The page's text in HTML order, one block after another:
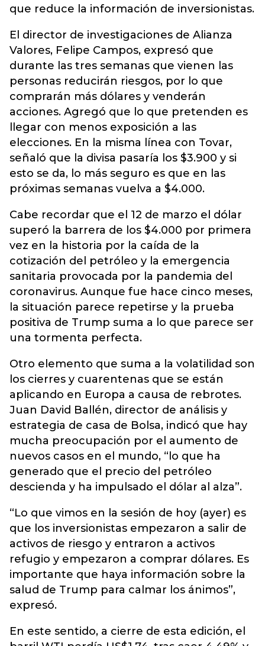
que reduce la información de inversionistas.
El director de investigaciones de Alianza
Valores, Felipe Campos, expresó que
durante las tres semanas que vienen las
personas reducirán riesgos, por lo que
comprarán más dólares y venderán
acciones. Agregó que lo que pretenden es
llegar con menos exposición a las
elecciones. En la misma línea con Tovar,
señaló que la divisa pasaría los $3.900 y si
esto se da, lo más seguro es que en las
próximas semanas vuelva a $4.000.
Cabe recordar que el 12 de marzo el dólar
superó la barrera de los $4.000 por primera
vez en la historia por la caída de la
cotización del petróleo y la emergencia
sanitaria provocada por la pandemia del
coronavirus. Aunque fue hace cinco meses,
la situación parece repetirse y la prueba
positiva de Trump suma a lo que parece ser
una tormenta perfecta.
Otro elemento que suma a la volatilidad son
los cierres y cuarentenas que se están
aplicando en Europa a causa de rebrotes.
Juan David Ballén, director de análisis y
estrategia de casa de Bolsa, indicó que hay
mucha preocupación por el aumento de
nuevos casos en el mundo, “lo que ha
generado que el precio del petróleo
descienda y ha impulsado el dólar al alza”.
“Lo que vimos en la sesión de hoy (ayer) es
que los inversionistas empezaron a salir de
activos de riesgo y entraron a activos
refugio y empezaron a comprar dólares. Es
importante que haya información sobre la
salud de Trump para calmar los ánimos”,
expresó.
En este sentido, a cierre de esta edición, el